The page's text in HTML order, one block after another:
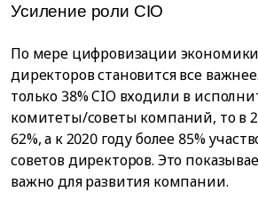
Усиление роли CIO
По мере цифровизации
директоров становится все
только 38% CIO входили в
комитеты/советы компаний, то в
62%, а к 2020 году более 85%
советов директоров. Это
важно для развития компании.